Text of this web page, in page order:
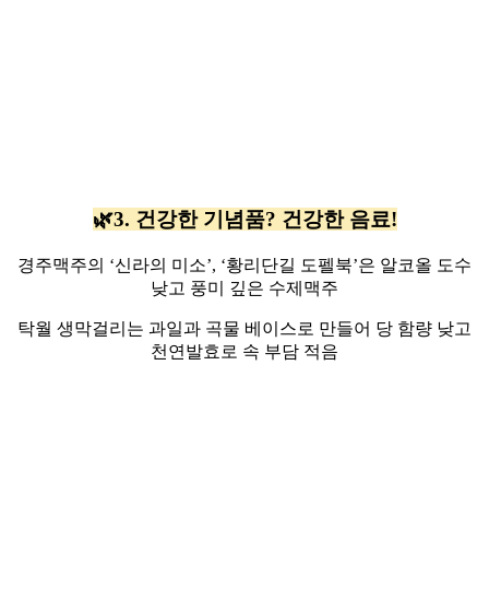
🌿3. 건강한 기념품? 건강한 음료!
경주맥주의 ‘신라의 미소’, ‘황리단길 도펠북’은 알코올 도수
낮고 풍미 깊은 수제맥주
탁월 생막걸리는 과일과 곡물 베이스로 만들어 당 함량 낮고
천연발효로 속 부담 적음